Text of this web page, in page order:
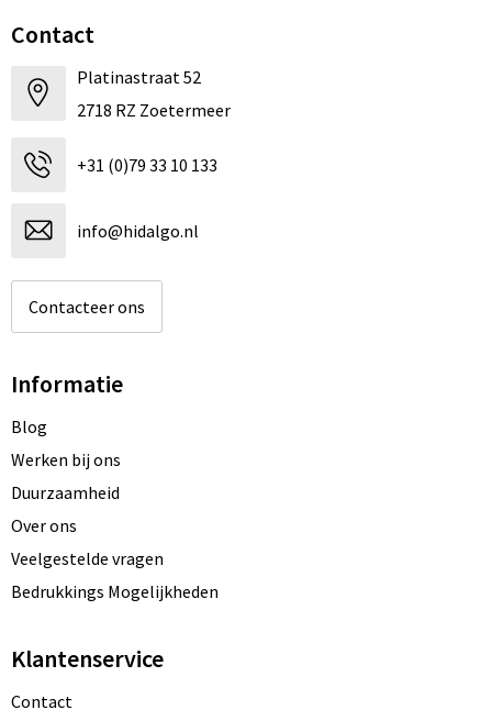
Contact
Platinastraat 52
2718 RZ Zoetermeer
+31 (0)79 33 10 133
info@hidalgo.nl
Contacteer ons
Informatie
Blog
Werken bij ons
Duurzaamheid
Over ons
Veelgestelde vragen
Bedrukkings Mogelijkheden
Klantenservice
Contact